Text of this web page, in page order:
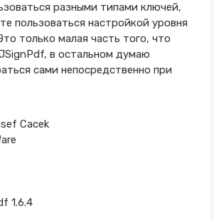
разными типами ключей,
пользоваться настройкой уровня
только малая часть того, что
в остальном думаю
сами непосредственно при
Cacek
1.6.4